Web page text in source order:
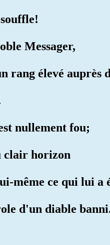
Messager,
rang élevé auprès
nullement fou;
clair horizon
même ce qui lui a
d'un diable